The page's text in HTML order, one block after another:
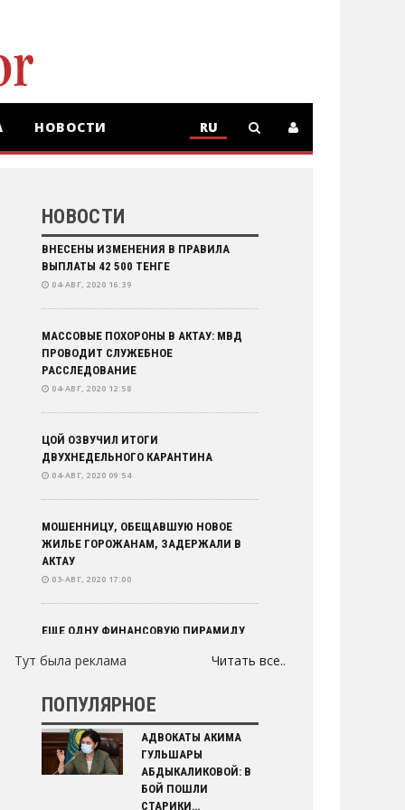
НОВОСТИ
RU
НОВОСТИ
ВНЕСЕНЫ ИЗМЕНЕНИЯ В ПРАВИЛА
ВЫПЛАТЫ 42 500 ТЕНГЕ
04-АВГ, 2020 16:39
МАССОВЫЕ ПОХОРОНЫ В АКТАУ: МВД
ПРОВОДИТ СЛУЖЕБНОЕ
РАССЛЕДОВАНИЕ
04-АВГ, 2020 12:58
ЦОЙ ОЗВУЧИЛ ИТОГИ
ДВУХНЕДЕЛЬНОГО КАРАНТИНА
04-АВГ, 2020 09:54
МОШЕННИЦУ, ОБЕЩАВШУЮ НОВОЕ
ЖИЛЬЕ ГОРОЖАНАМ, ЗАДЕРЖАЛИ В
АКТАУ
03-АВГ, 2020 17:00
ЕЩЕ ОДНУ ФИНАНСОВУЮ ПИРАМИДУ
03-АВГ, 2020 16:00
ИЮЛЬ СОСТАВИЛА 4,4% - СТАТКОМИТЕТ
03-АВГ, 2020 15:30
ЦОЙ ОТКАЗАЛСЯ ДЕЛАТЬ ПРОГНОЗ ПО
Читать все..
Тут была реклама
ПОПУЛЯРНОЕ
АДВОКАТЫ АКИМА
ГУЛЬШАРЫ
АБДЫКАЛИКОВОЙ: В
БОЙ ПОШЛИ
СТАРИКИ…